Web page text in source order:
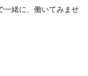
一緒に、働いてみませ